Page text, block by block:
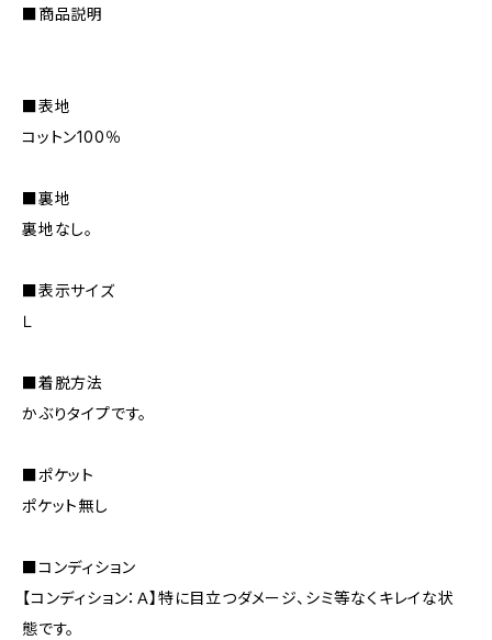
■商品説明
■表地
コットン100％
■裏地
裏地なし。
■表示サイズ
Ｌ
■着脱方法
かぶりタイプです。
■ポケット
ポケット無し
■コンディション
【コンディション：Ａ】特に目立つダメージ、シミ等なくキレイな状
態です。